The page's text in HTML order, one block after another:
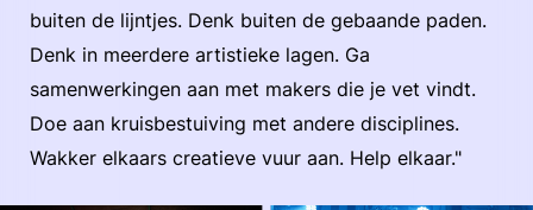
buiten de lijntjes. Denk buiten de gebaande paden.
Denk in meerdere artistieke lagen. Ga
samenwerkingen aan met makers die je vet vindt.
Doe aan kruisbestuiving met andere disciplines.
Wakker elkaars creatieve vuur aan. Help elkaar."